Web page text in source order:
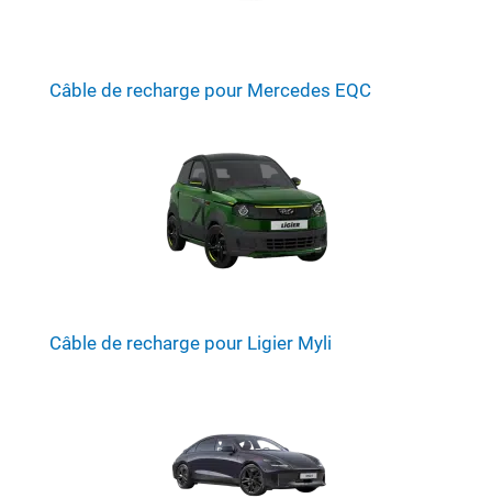
Câble de recharge pour Mercedes EQC
Câble de recharge pour Ligier Myli